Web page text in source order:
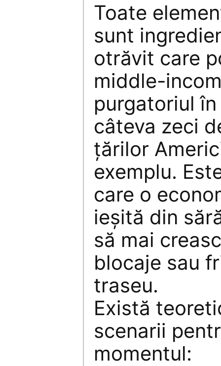
Toate
sunt
otrăvit care
middle-
purgatoriul
câteva zeci
țărilor
exemplu.
care o
ieșită din
să mai
blocaje sau
traseu.
Există
scenarii
momentul: